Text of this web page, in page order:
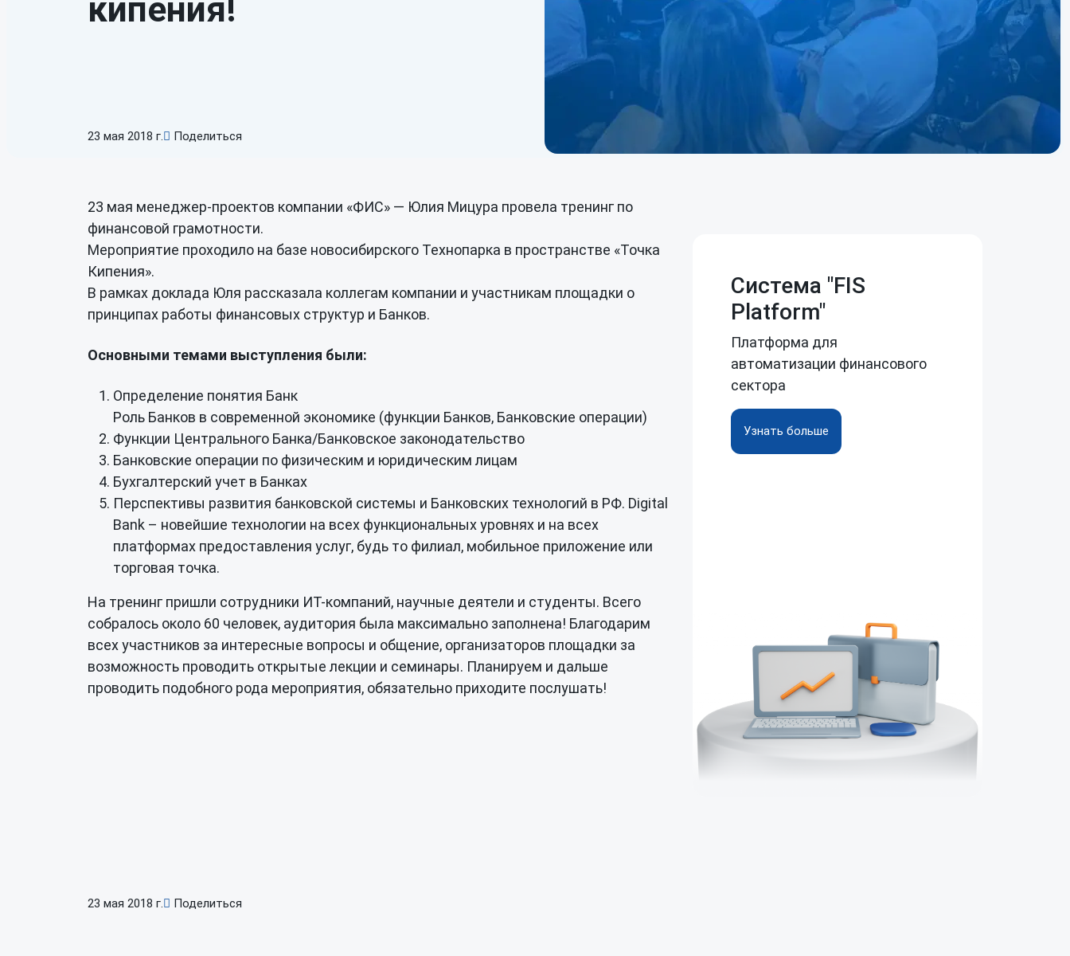
Перейти ко всем решениям
информационные системы)
кипения!
23 мая 2018 г. Поделиться
23 мая менеджер-проектов компании «ФИС» — Юлия Мицура провела тренинг по
финансовой грамотности.
Мероприятие проходило на базе новосибирского Технопарка в пространстве «Точка
Кипения».
В рамках доклада Юля рассказала коллегам компании и участникам площадки о
принципах работы финансовых структур и Банков.
Основными темами выступления были:
Определение понятия Банк
Роль Банков в современной экономике (функции Банков, Банковские операции)
Функции Центрального Банка/Банковское законодательство
Банковские операции по физическим и юридическим лицам
Бухгалтерский учет в Банках
Перспективы развития банковской системы и Банковских технологий в РФ. Digital
Bank – новейшие технологии на всех функциональных уровнях и на всех
платформах предоставления услуг, будь то филиал, мобильное приложение или
торговая точка.
На тренинг пришли сотрудники ИТ-компаний, научные деятели и студенты. Всего
собралось около 60 человек, аудитория была максимально заполнена! Благодарим
всех участников за интересные вопросы и общение, организаторов площадки за
возможность проводить открытые лекции и семинары. Планируем и дальше
проводить подобного рода мероприятия, обязательно приходите послушать!
Система "FIS
Platform"
Платформа для
автоматизации финансового
сектора
Узнать больше
23 мая 2018 г. Поделиться